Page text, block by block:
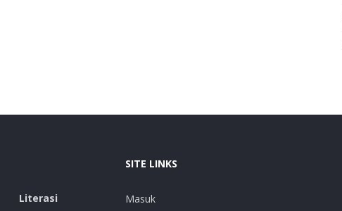
Literasi
SITE LINKS
Masuk